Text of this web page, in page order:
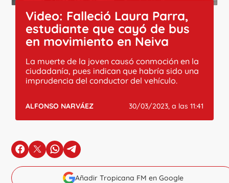
Video: Falleció Laura Parra,
estudiante que cayó de bus
en movimiento en Neiva
La muerte de la joven causó conmoción en la
ciudadanía, pues indican que habría sido una
imprudencia del conductor del vehículo.
ALFONSO NARVÁEZ 30/03/2023, a las 11:41
en Facebook
en Xen Whatsapp
en Telegram
Añadir Tropicana FM en Google